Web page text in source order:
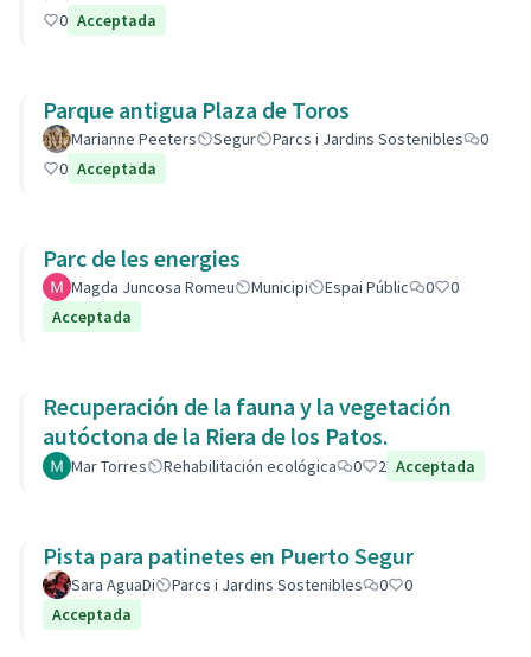
0 Acceptada
Parque antigua Plaza de Toros
Marianne Peeters Segur Parcs i Jardins Sostenibles
0
0 Acceptada
Parc de les energies
Magda Juncosa Romeu Municipi Espai Públic 0
0
Acceptada
Recuperación de la fauna y la vegetación
autóctona de la Riera de los Patos.
Mar Torres Rehabilitación ecológica 0 2 Acceptada
Pista para patinetes en Puerto Segur
Sara AguaDi Parcs i Jardins Sostenibles 0
0
Acceptada